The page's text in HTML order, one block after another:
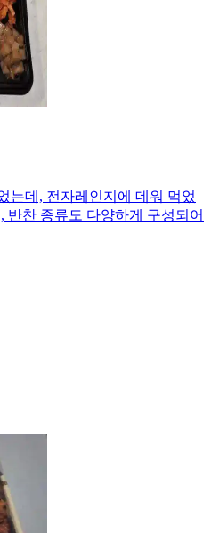
는데, 전자레인지에 데워 먹었
반찬 종류도 다양하게 구성되어